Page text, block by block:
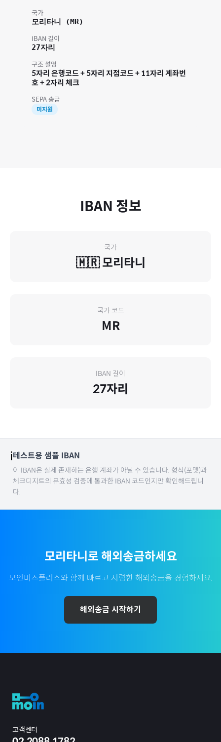
국가
모리타니 (MR)
IBAN 길이
27자리
구조 설명
5자리 은행코드 + 5자리 지점코드 + 11자리 계좌번
호 + 2자리 체크
SEPA 송금
미지원
IBAN 정보
국가
🇲🇷 모리타니
국가 코드
MR
IBAN 길이
27자리
ℹ️테스트용 샘플 IBAN
이 IBAN은 실제 존재하는 은행 계좌가 아닐 수 있습니다. 형식(포맷)과
체크디지트의 유효성 검증에 통과한 IBAN 코드인지만 확인해드립니
다.
모리타니 로 해외송금하세요
모인비즈플러스와 함께 빠르고 저렴한 해외송금을 경험하세요.
해외송금 시작하기
고객센터